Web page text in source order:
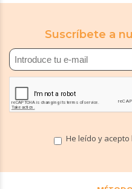
Suscríbete a
He leído y acepto